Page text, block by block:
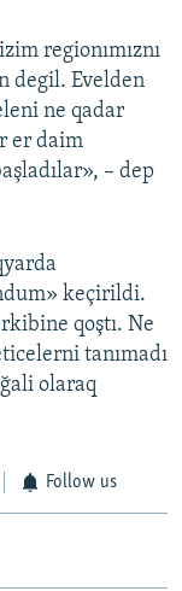
regionımıznı
degil. Evelden
ne qadar
er daim
– dep
keçirildi.
qoştı. Ne
tanımadı
olaraq
Follow us